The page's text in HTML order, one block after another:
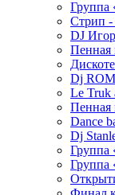
Группа
Стрип
DJ
Пенная
Dj
Le Truk
Пенная
Dance
Dj
Группа
Группа